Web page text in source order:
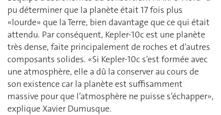
pu déterminer que la planète était 17 fois plus
«lourde» que la Terre, bien davantage que ce qui était
attendu. Par conséquent, Kepler-10c est une planète
très dense, faite principalement de roches et d’autres
composants solides. «Si Kepler-10c s’est formée avec
une atmosphère, elle a dû la conserver au cours de
son existence car la planète est suffisamment
massive pour que l’atmosphère ne puisse s’échapper»,
explique Xavier Dumusque.